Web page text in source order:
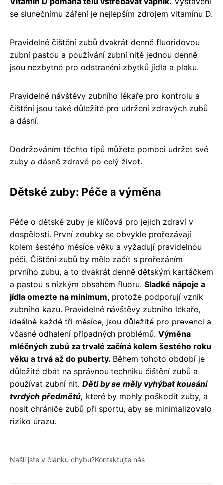
se slunečnímu záření je nejlepším zdrojem vitamínu D.
Pravidelné čištění zubů dvakrát denně fluoridovou
zubní pastou a používání zubní nitě jednou denně
jsou nezbytné pro odstranění zbytků jídla a plaku.
Pravidelné návštěvy zubního lékaře pro kontrolu a
čištění jsou také důležité pro udržení zdravých zubů
a dásní.
Dodržováním těchto tipů můžete pomoci udržet své
zuby a dásně zdravé po celý život.
Dětské zuby: Péče a výměna
Péče o dětské zuby je klíčová pro jejich zdraví v
dospělosti. První zoubky se obvykle prořezávají
kolem šestého měsíce věku a vyžadují pravidelnou
péči. Čištění zubů by mělo začít s prořezáním
prvního zubu, a to dvakrát denně dětským kartáčkem
a pastou s nízkým obsahem fluoru. Sladké nápoje a
jídla omezte na minimum, protože podporují vznik
zubního kazu. Pravidelné návštěvy zubního lékaře,
ideálně každé tři měsíce, jsou důležité pro prevenci a
včasné odhalení případných problémů. Výměna
mléčných zubů za trvalé začíná kolem šestého roku
věku a trvá až do puberty. Během tohoto období je
důležité dbát na správnou techniku čištění zubů a
používat zubní nit. Děti by se měly vyhýbat kousání
tvrdých předmětů, které by mohly poškodit zuby, a
nosit chrániče zubů při sportu, aby se minimalizovalo
riziko úrazu.
Našli jste v článku chybu?Kontaktujte nás